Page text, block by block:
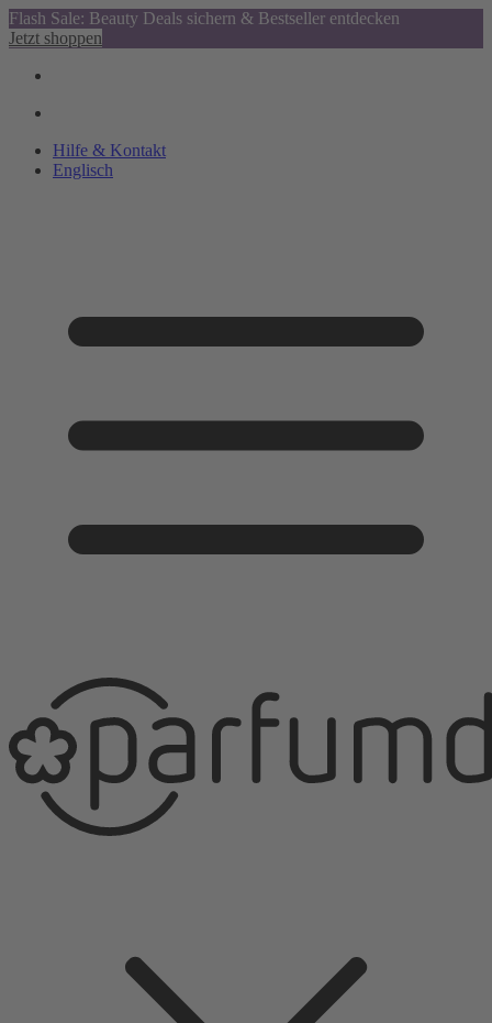
Flash Sale: Beauty Deals sichern & Bestseller entdecken
Jetzt shoppen
Hilfe & Kontakt
Englisch